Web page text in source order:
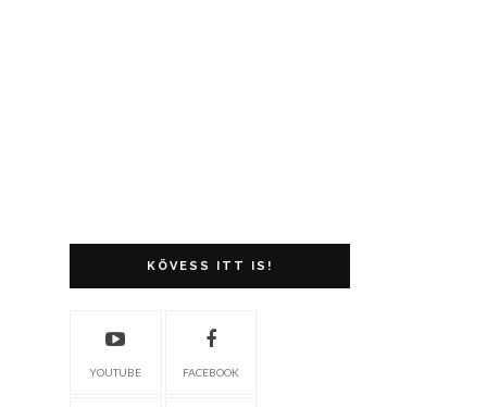
KÖVESS ITT IS!
YOUTUBE FACEBOOK